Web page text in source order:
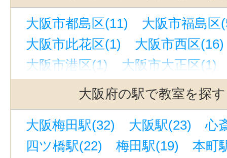
大阪市都島区(11)
大阪市福島区
大阪市此花区(1)
大阪市西区(16)
大阪市港区(1)
大阪市大正区(1)
大阪市天王寺区(6)
大阪市浪速
大阪市西淀川区(1)
大阪市東淀
大阪市東成区(2)
大阪市生野区
大阪市城東区(4)
大阪市阿倍野
大阪府の駅で教室を探す
大阪梅田駅(32) 大阪駅(23)
心
四ツ橋駅(22)
梅田駅(19)
本町